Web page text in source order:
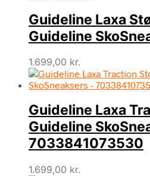
Guideline Laxa
Guideline
1.699,00 kr.
Guideline Laxa
Guideline
7033841073530
1.699,00 kr.